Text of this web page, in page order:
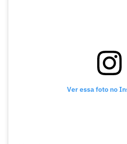
Ver essa foto no